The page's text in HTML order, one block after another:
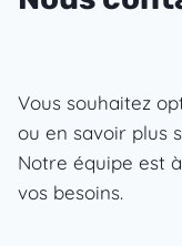
Vous souhaitez
ou en savoir plus
Notre équipe est
vos besoins.